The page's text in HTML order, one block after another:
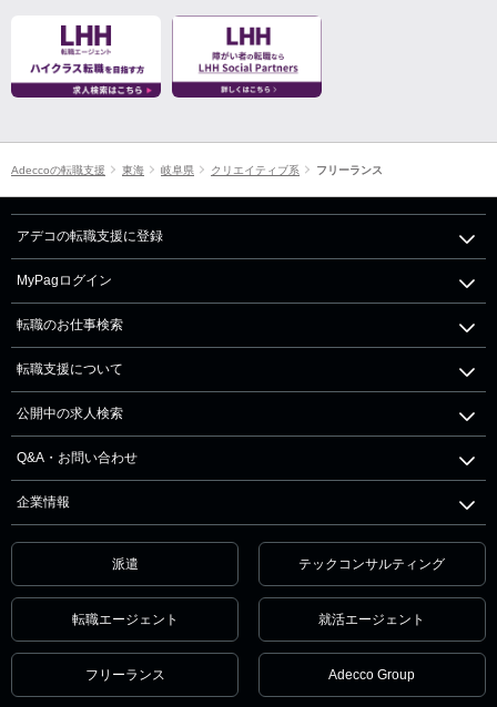
Adeccoの転職支援 東海 岐阜県 クリエイティブ系 フリーランス
アデコの転職支援に登録
MyPagログイン
転職のお仕事検索
転職支援について
公開中の求人検索
Q&A・お問い合わせ
企業情報
派遣 テックコンサルティング
転職エージェント 就活エージェント
フリーランス Adecco Group